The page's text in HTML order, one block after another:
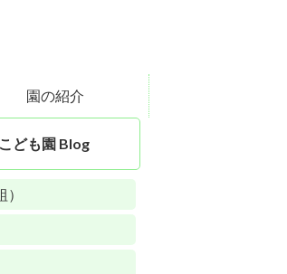
園の紹介
ども園 Blog